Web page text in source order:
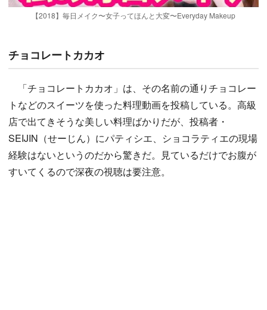
【2018】毎日メイク〜女子ってほんと大変〜Everyday Makeup
チョコレートカカオ
「チョコレートカカオ」は、その名前の通りチョコレー
トなどのスイーツを使った料理動画を投稿している。高級
店で出てきそうな美しい料理ばかりだが、投稿者・
SEIJIN（せーじん）にパティシエ、ショコラティエの現場
経験はないというのだから驚きだ。見ているだけでお腹が
すいてくるので深夜の視聴は要注意。